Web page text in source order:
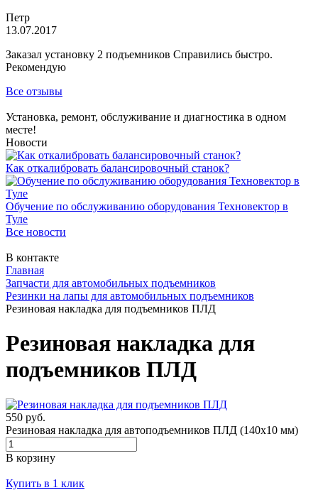
Петр
13.07.2017
Заказал установку 2 подъемников Справились быстро.
Рекомендую
Все отзывы
Установка, ремонт, обслуживание и диагностика в одном
месте!
Новости
Как откалибровать балансировочный станок?
Обучение по обслуживанию оборудования Техновектор в
Туле
Все новости
В контакте
Главная
Запчасти для автомобильных подъемников
Резинки на лапы для автомобильных подъемников
Резиновая накладка для подъемников ПЛД
Резиновая накладка для
подъемников ПЛД
550 руб.
Резиновая накладка для автоподъемников ПЛД (140х10 мм)
В корзину
Купить в 1 клик